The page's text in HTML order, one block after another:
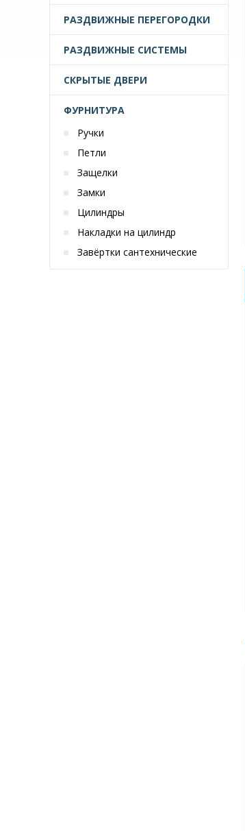
РАЗДВИЖНЫЕ ПЕРЕГОРОДКИ
РАЗДВИЖНЫЕ СИСТЕМЫ
СКРЫТЫЕ ДВЕРИ
ФУРНИТУРА
Ручки
Петли
Защелки
Замки
Цилиндры
Накладки на цилиндр
Завёртки сантехнические